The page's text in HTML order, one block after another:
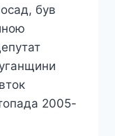
був
2005-